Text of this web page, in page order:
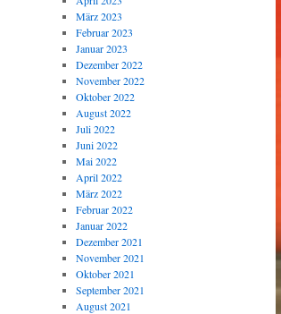
März 2023
Februar 2023
Januar 2023
Dezember 2022
November 2022
Oktober 2022
August 2022
Juli 2022
Juni 2022
Mai 2022
April 2022
März 2022
Februar 2022
Januar 2022
Dezember 2021
November 2021
Oktober 2021
September 2021
August 2021